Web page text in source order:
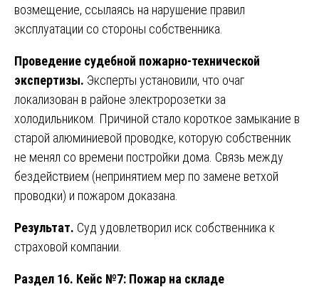
возмещение, ссылаясь на нарушение правил
эксплуатации со стороны собственника.
Проведение судебной пожарно-технической
экспертизы. Эксперты установили, что очаг
локализован в районе электророзетки за
холодильником. Причиной стало короткое замыкание в
старой алюминиевой проводке, которую собственник
не менял со времени постройки дома. Связь между
бездействием (непринятием мер по замене ветхой
проводки) и пожаром доказана.
Результат. Суд удовлетворил иск собственника к
страховой компании.
Раздел 16. Кейс №7: Пожар на складе